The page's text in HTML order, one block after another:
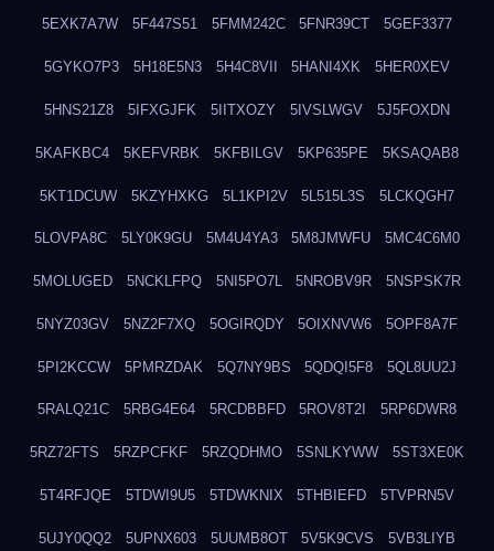
5EXK7A7W 5F447S51 5FMM242C 5FNR39CT 5GEF3377
5GYKO7P3 5H18E5N3 5H4C8VII 5HANI4XK 5HER0XEV
5HNS21Z8 5IFXGJFK 5IITXOZY 5IVSLWGV 5J5FOXDN
5KAFKBC4 5KEFVRBK 5KFBILGV 5KP635PE 5KSAQAB8
5KT1DCUW 5KZYHXKG 5L1KPI2V 5L515L3S 5LCKQGH7
5LOVPA8C 5LY0K9GU 5M4U4YA3 5M8JMWFU 5MC4C6M0
5MOLUGED 5NCKLFPQ 5NI5PO7L 5NROBV9R 5NSPSK7R
5NYZ03GV 5NZ2F7XQ 5OGIRQDY 5OIXNVW6 5OPF8A7F
5PI2KCCW 5PMRZDAK 5Q7NY9BS 5QDQI5F8 5QL8UU2J
5RALQ21C 5RBG4E64 5RCDBBFD 5ROV8T2I 5RP6DWR8
5RZ72FTS 5RZPCFKF 5RZQDHMO 5SNLKYWW 5ST3XE0K
5T4RFJQE 5TDWI9U5 5TDWKNIX 5THBIEFD 5TVPRN5V
5UJY0QQ2 5UPNX603 5UUMB8OT 5V5K9CVS 5VB3LIYB